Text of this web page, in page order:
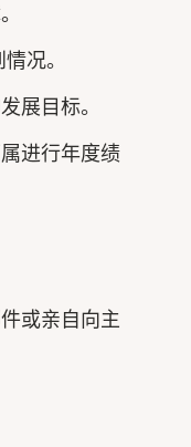
况。
展目标。
进行年度绩
或亲自向主